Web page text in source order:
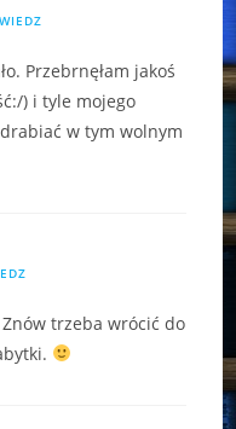
Przebrnęłam jakoś
) i tyle mojego
w tym wolnym
Znów trzeba wrócić do